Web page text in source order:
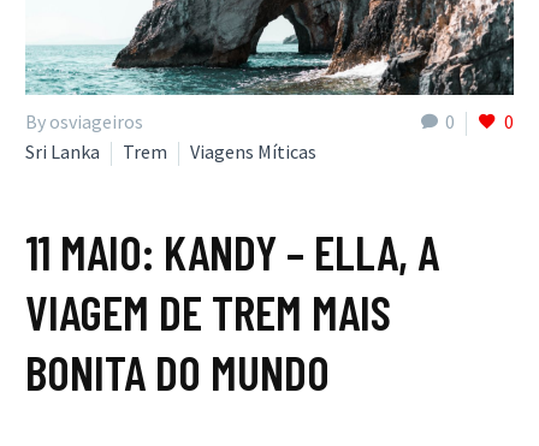
0 0
By osviageiros
Sri Lanka
Trem Viagens Míticas
11 MAIO: KANDY – ELLA, A
VIAGEM DE TREM MAIS
BONITA DO MUNDO